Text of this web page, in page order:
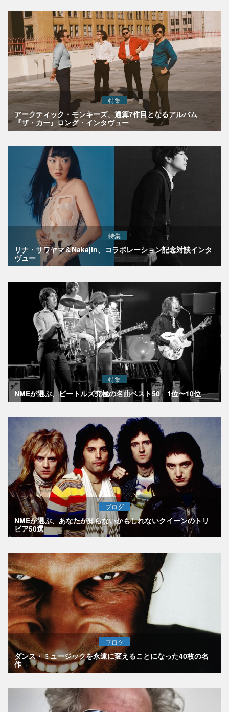
特集
アークティック・モンキーズ、通算7作目となるアルバム
『ザ・カー』ロング・インタヴュー
特集
リナ・サワヤマ＆Nakajin、コラボレーション記念対談インタ
ヴュー
特集
NMEが選ぶ、ビートルズ究極の名曲ベスト50 1位〜10位
ブログ
NMEが選ぶ、あなたが知らないかもしれないクイーンのトリ
ビア50選
ブログ
ダンス・ミュージックを永遠に変えることになった40枚の名
作